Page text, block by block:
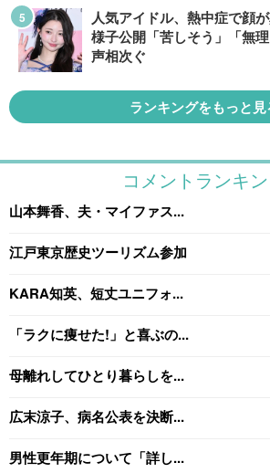
人気アイドル、熱中症で顔
様子公開「苦しそう」「無
声相次ぐ
ランキングをもっと見